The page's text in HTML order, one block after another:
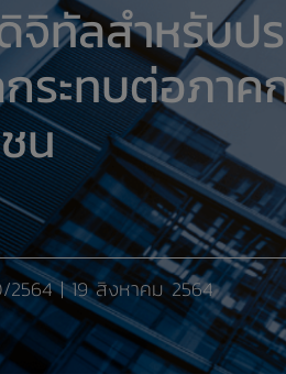
จิทัลสำหรับป
ะทบต่อภาคก
ชน
| 19 สิงหาคม 2564